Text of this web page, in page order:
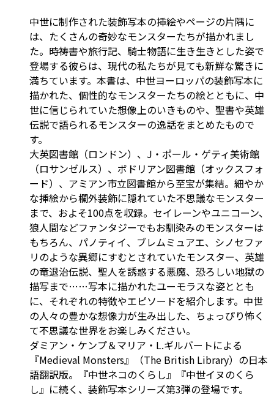
中世に制作された装飾写本の挿絵やページの片隅に
は、たくさんの奇妙なモンスターたちが描かれまし
た。時祷書や旅行記、騎士物語に生き生きとした姿で
登場する彼らは、現代の私たちが見ても新鮮な驚きに
満ちています。本書は、中世ヨーロッパの装飾写本に
描かれた、個性的なモンスターたちの絵とともに、中
世に信じられていた想像上のいきものや、聖書や英雄
伝説で語られるモンスターの逸話をまとめたもので
す。
大英図書館（ロンドン）、J・ポール・ゲティ美術館
（ロサンゼルス）、ボドリアン図書館（オックスフォ
ード）、アミアン市立図書館から至宝が集結。細やか
な挿絵から欄外装飾に隠れていた不思議なモンスター
まで、およそ100点を収録。セイレーンやユニコーン、
狼人間などファンタジーでもお馴染みのモンスターは
もちろん、パノティイ、ブレムミュアエ、シノセファ
リのような異郷にすむとされていたモンスター、英雄
の竜退治伝説、聖人を誘惑する悪魔、恐ろしい地獄の
描写まで……写本に描かれたユーモラスな姿ととも
に、それぞれの特徴やエピソードを紹介します。中世
の人々の豊かな想像力が生み出した、ちょっぴり怖く
て不思議な世界をお楽しみください。
ダミアン・ケンプ＆マリア・L.ギルバートによる
『Medieval Monsters』（The British Library）の日本
語翻訳版。『中世ネコのくらし』『中世イヌのくら
し』に続く、装飾写本シリーズ第3弾の登場です。